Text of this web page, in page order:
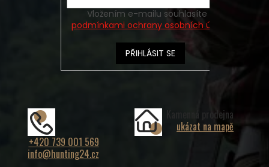
podmínkami ochrany osobních údajů
PŘIHLÁSIT SE
+420 739 001 569
info@hunting24.cz
Kamenná prodejna
ukázat na mapě